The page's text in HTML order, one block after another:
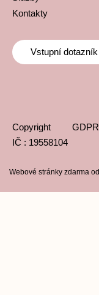
Kontakty
Vstupní dotazník
Copyright GDPR
IČ : 19558104
Webové stránky zdarmaod